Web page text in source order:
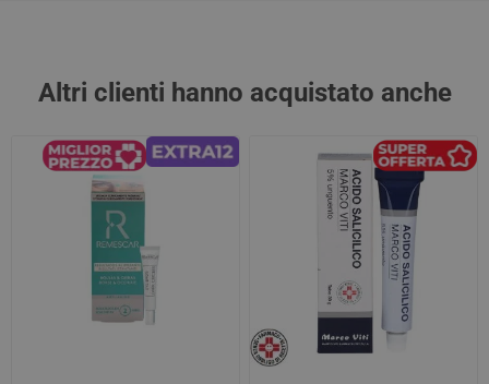
Altri clienti hanno acquistato anche